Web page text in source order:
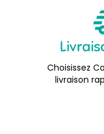
Choisissez
livraison